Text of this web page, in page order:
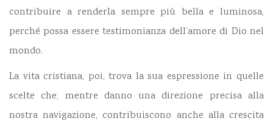
contribuire a renderla sempre più bella e luminosa,
perché possa essere testimonianza dell’amore di Dio nel
mondo.
La vita cristiana, poi, trova la sua espressione in quelle
scelte che, mentre danno una direzione precisa alla
nostra navigazione, contribuiscono anche alla crescita